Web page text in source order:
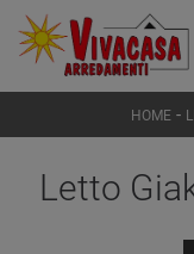
HOME -
Letto